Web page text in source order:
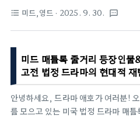
수사와 함께 멘토 마이크 프랑스와의
레마를 깊이 파고듭니다. 원작의 현대
거 해군 수사국 시대를 재현하며, 배
한 미스터리가 아니라, 문제 청소년 산
카롭게 파헤치는 스릴러로, 공개 직후
현실 비판”이라는 평이 쏟아지고 있어
과 학교라는 배경이 주는 압박감, 그리
이 얽히며 시청자를 끝없이 끌어당기
지 않으신 분들은 스포일러 없이 이
를 느껴보세요!드라마 소개: 폐쇄된
밀넷플릭스 예고편《통제할 수 없는
format_list_bulleted 미드,영드 · 2025. 9. 30. textsms
미드 매틀록 줄거리 등장인
고전 법정 드라마의 현대적
안녕하세요, 드라마 애호가 여러분!
를 모으고 있는 미국 법정 드라마 매